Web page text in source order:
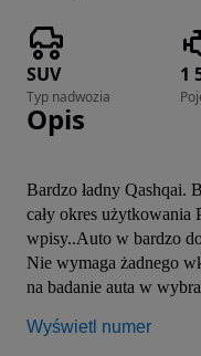
SUV
Typ nadwozia
1
Opis
Bardzo ładny Qashqai.
cały okres użytkowania
wpisy..Auto w bardzo
Nie wymaga żadnego
na badanie auta w
Wyświetl numer